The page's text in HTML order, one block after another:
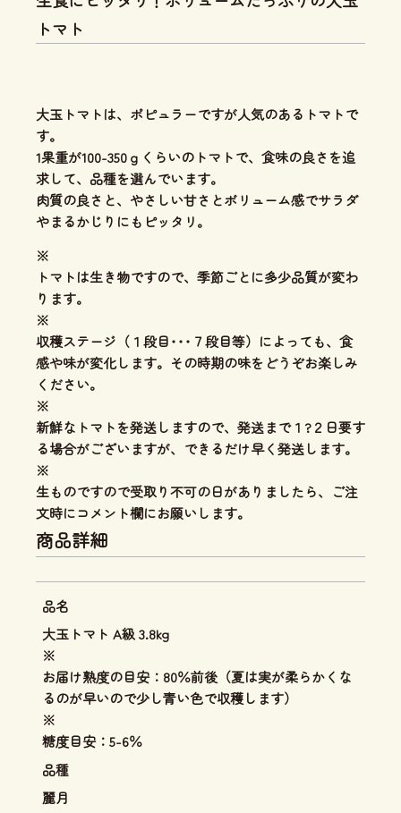
トマト
大玉トマトは、ポピュラーですが人気のあるトマトで
す。
1果重が100-350ｇくらいのトマトで、食味の良さを追
求して、品種を選んでいます。
肉質の良さと、やさしい甘さとボリューム感でサラダ
やまるかじりにもピッタリ。
※
トマトは生き物ですので、季節ごとに多少品質が変わ
ります。
※
収穫ステージ（１段目･･･７段目等）によっても、食
感や味が変化します。その時期の味をどうぞお楽しみ
ください。
※
新鮮なトマトを発送しますので、発送まで１?２日要す
る場合がございますが、できるだけ早く発送します。
※
生ものですので受取り不可の日がありましたら、ご注
文時にコメント欄にお願いします。
商品詳細
品名
大玉トマト A級 3.8kg
※
お届け熟度の目安：80％前後（夏は実が柔らかくな
るのが早いので少し青い色で収穫します）
※
糖度目安：5-6％
品種
麗月